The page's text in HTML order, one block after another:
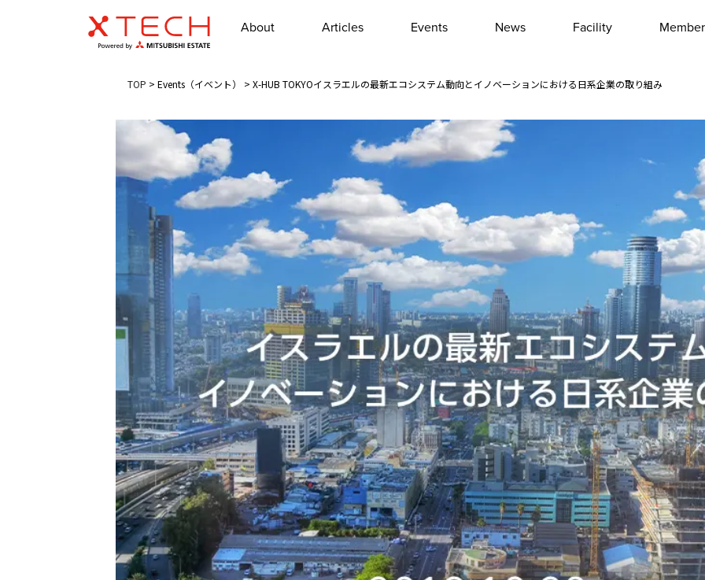
About Articles Events News Facility
TOP > Events（イベント） > X-HUB TOKYOイスラエルの最新エコシステム動向とイノベーションにおける日系企業の取り組み